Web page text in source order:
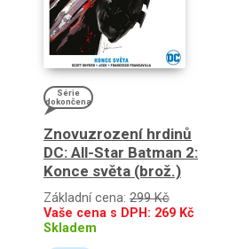
Série
dokončena
Znovuzrození hrdinů
DC: All-Star Batman 2:
Konce světa (brož.)
Základní cena: 299 Kč
Vaše cena s DPH: 269 Kč
Skladem